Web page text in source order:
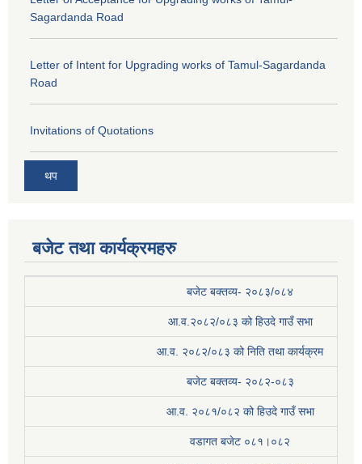
Sagardanda Road
Letter of Intent for Upgrading works of Tamul-Sagardanda
Road
Invitations of Quotations
थप
बजेट तथा कार्यक्रमहरु
बजेट बक्तव्य- २०८३/०८४
आ.व.२०८२/०८३ को हिउदे गाउँ सभा
आ.व. २०८२/०८३ को निति तथा कार्यक्रम
बजेट बक्तव्य- २०८२-०८३
आ.व. २०८१/०८२ को हिउदे गाउँ सभा
वडागत बजेट ०८१।०८२